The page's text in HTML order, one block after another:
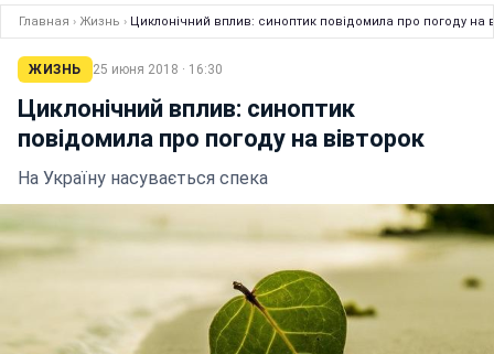
Главная › Жизнь › Циклонічний вплив: синоптик повідомила про погоду на
ЖИЗНЬ 25 июня 2018 · 16:30
Циклонічний вплив: синоптик
повідомила про погоду на вівторок
На Україну насувається спека